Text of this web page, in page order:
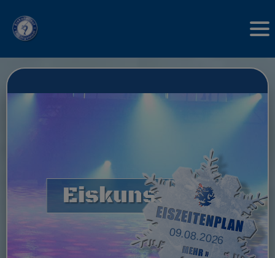
09.08.2026
Eiskunstlauf